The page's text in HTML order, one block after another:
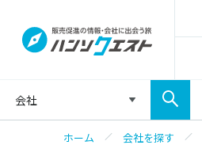
会社
ホーム 会社を探す